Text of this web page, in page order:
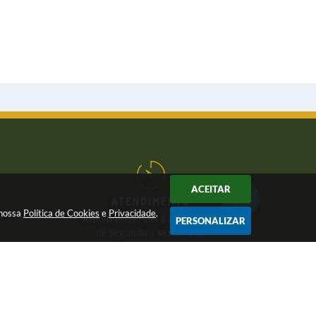
Política de Cookies e Privacidade.
ACEITAR
PERSONALIZAR
ATENDIMENTO
Atendimento das 8 às 17 horas,
de segunda a sexta-feira